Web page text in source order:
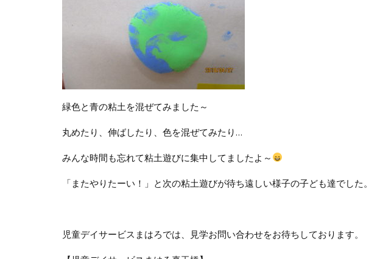
緑色と青の粘土を混ぜてみました～
丸めたり、伸ばしたり、色を混ぜてみたり…
みんな時間も忘れて粘土遊びに集中してましたよ～
「またやりたーい！」と次の粘土遊びが待ち遠しい様子の子ども達でした。
児童デイサービスまはろでは、見学お問い合わせをお待ちしております。